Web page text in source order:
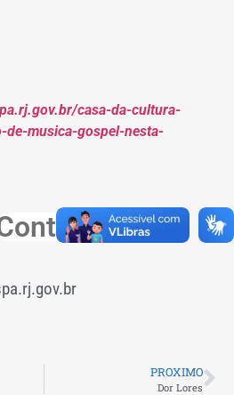
casa-da-cultura-
de-musica-gospel-nesta-
PROXIMO
Dor Lores